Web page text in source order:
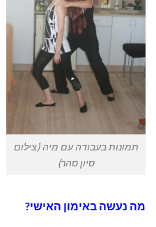
תמונות בעבודה עם מיה ׁ(צילום
סיון סהרׂ)
מה נעשה באימון האישי?